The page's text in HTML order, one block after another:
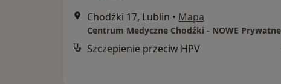
Chodźki 17, Lublin • Mapa
Szczepienie przeciw HPV